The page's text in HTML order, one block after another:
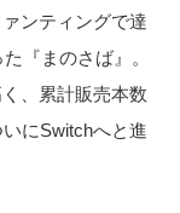
ンティングで達
『まのさば』。
、累計販売本数
にSwitchへと進